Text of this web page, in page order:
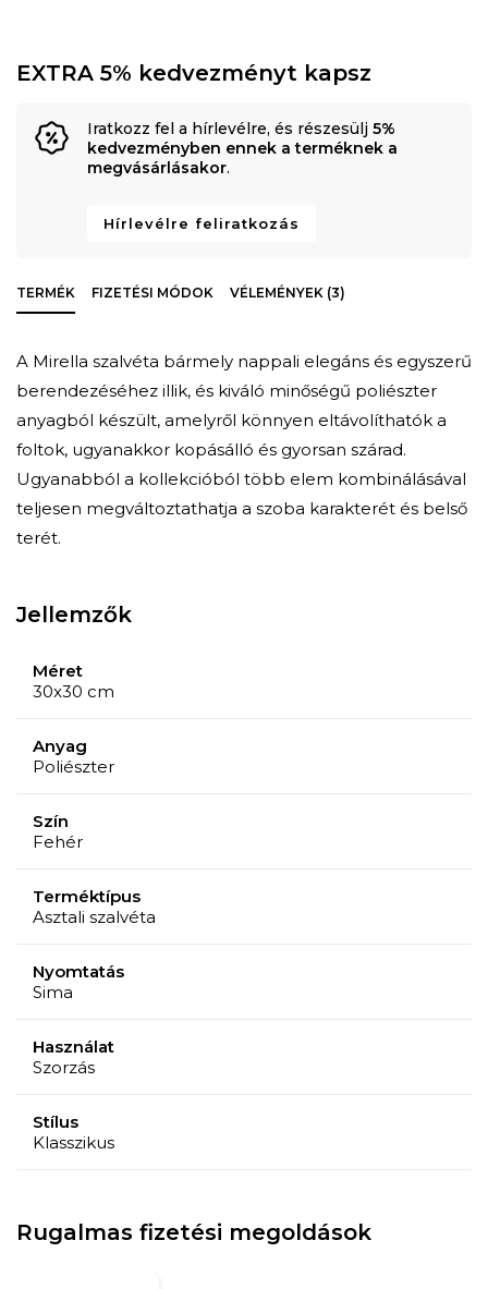
EXTRA 5% kedvezményt kapsz
Iratkozz fel a hírlevélre, és részesülj 5%
kedvezményben ennek a terméknek a
megvásárlásakor.
Hírlevélre feliratkozás
TERMÉK FIZETÉSI MÓDOK VÉLEMÉNYEK (3)
A Mirella szalvéta bármely nappali elegáns és egyszerű
berendezéséhez illik, és kiváló minőségű poliészter
anyagból készült, amelyről könnyen eltávolíthatók a
foltok, ugyanakkor kopásálló és gyorsan szárad.
Ugyanabból a kollekcióból több elem kombinálásával
teljesen megváltoztathatja a szoba karakterét és belső
terét.
Jellemzők
Méret
30x30 cm
Anyag
Poliészter
Szín
Fehér
Terméktípus
Asztali szalvéta
Nyomtatás
Sima
Használat
Szorzás
Stílus
Klasszikus
Rugalmas fizetési megoldások